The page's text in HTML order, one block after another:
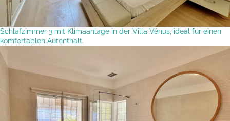
Schlafzimmer 3 mit Klimaanlage in der Villa Vénus, ideal für einen
komfortablen Aufenthalt.